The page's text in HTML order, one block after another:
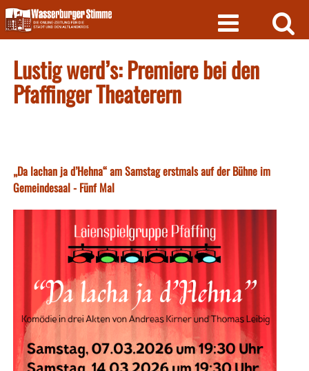
Skip
to
content
Lustig werd’s: Premiere bei den
Pfaffinger Theaterern
„Da lachan ja d’Hehna“ am Samstag erstmals auf der Bühne im
Gemeindesaal - Fünf Mal